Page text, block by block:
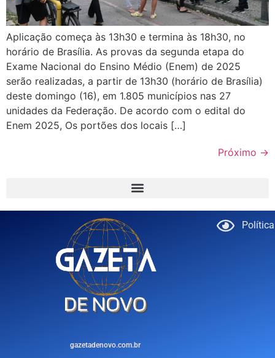
Aplicação começa às 13h30 e termina às 18h30, no
horário de Brasília. As provas da segunda etapa do
Exame Nacional do Ensino Médio (Enem) de 2025
serão realizadas, a partir de 13h30 (horário de Brasília)
deste domingo (16), em 1.805 municípios nas 27
unidades da Federação. De acordo com o edital do
Enem 2025, Os portões dos locais […]
Próximo →
gazetadenovo.com.br